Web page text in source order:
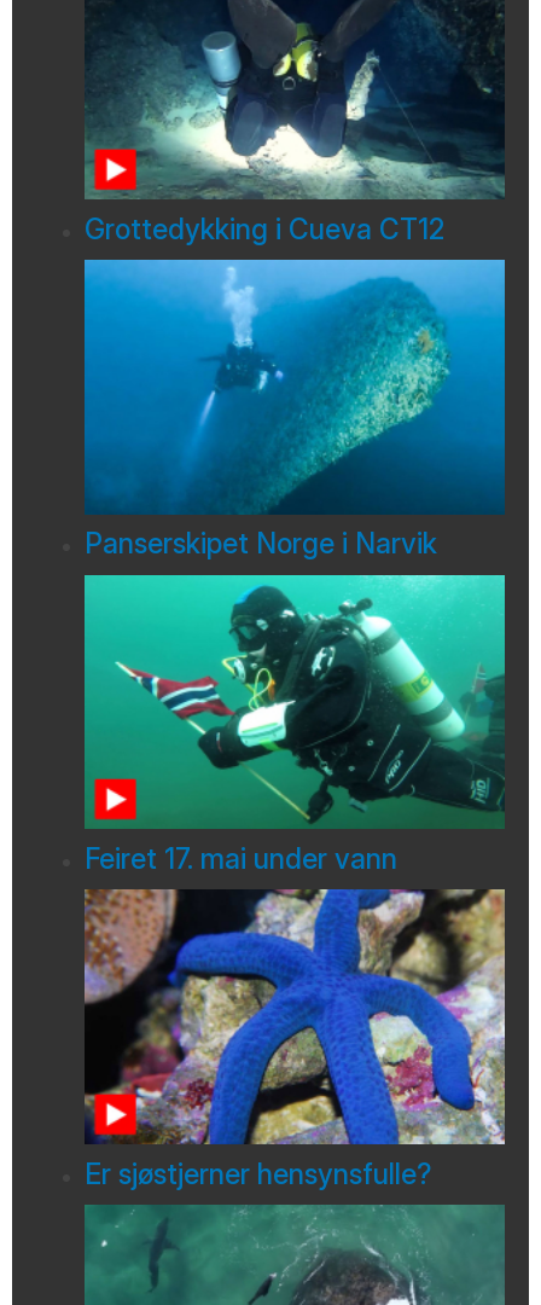
Grottedykking i Cueva CT12
Panserskipet Norge i Narvik
Feiret 17. mai under vann
Er sjøstjerner hensynsfulle?